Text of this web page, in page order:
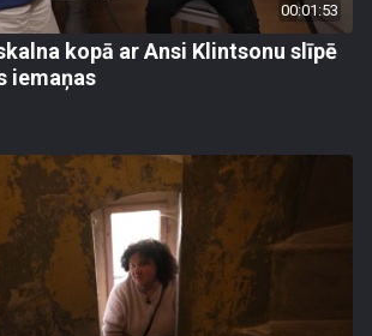
00:01:53
kopā ar Ansi Klintsonu slīpē
iemaņas